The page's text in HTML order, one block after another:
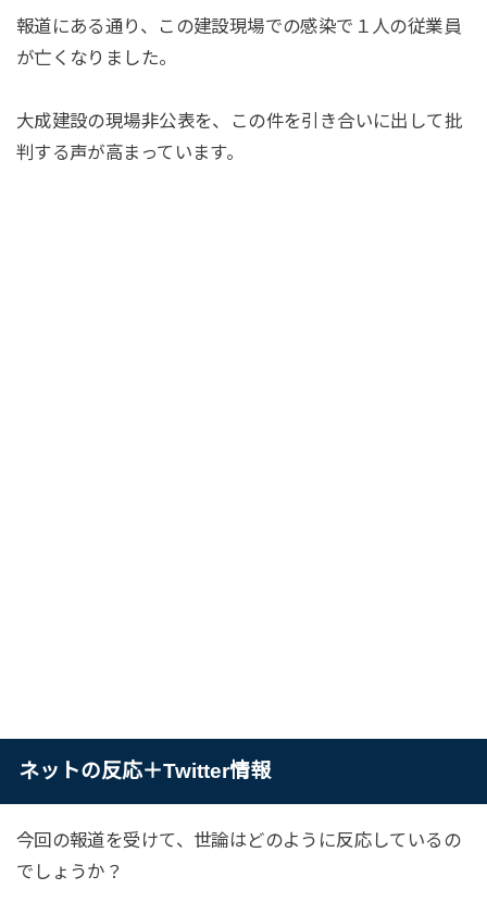
報道にある通り、この建設現場での感染で１人の従業員
が亡くなりました。
大成建設の現場非公表を、この件を引き合いに出して批
判する声が高まっています。
ネットの反応＋Twitter情報
今回の報道を受けて、世論はどのように反応しているの
でしょうか？